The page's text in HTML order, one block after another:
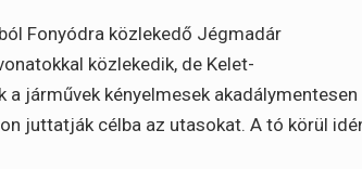
Fonyódra közlekedő Jégmadár
közlekedik, de Kelet-
járművek kényelmesek akadálymentesen
juttatják célba az utasokat. A tó körül